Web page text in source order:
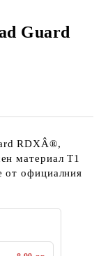
Guard
RDXÂ®,
материал T1
от официалния